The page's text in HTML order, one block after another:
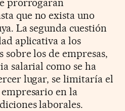
que no exista uno
La segunda cuestión
aplicativa a los
sobre los de empresas,
salarial como se ha
lugar, se limitaría el
en la
laborales.